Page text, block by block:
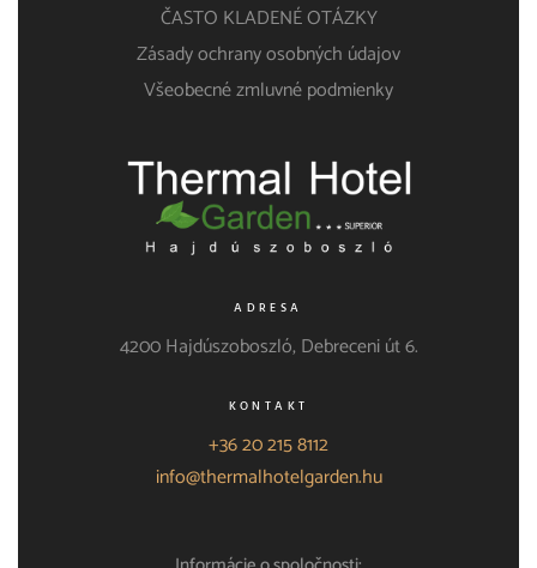
ČASTO KLADENÉ OTÁZKY
Zásady ochrany osobných údajov
Všeobecné zmluvné podmienky
ADRESA
4200 Hajdúszoboszló, Debreceni út 6.
KONTAKT
+36 20 215 8112
info@thermalhotelgarden.hu